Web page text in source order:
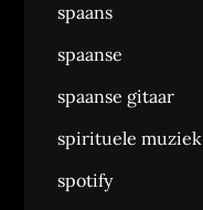
spaans
spaanse
spaanse gitaar
spirituele muziek
spotify